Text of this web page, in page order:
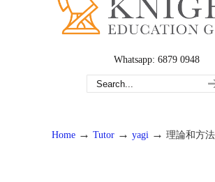
Whatsapp: 6879 0948
Home → Tutor → yagi → 理論和方法